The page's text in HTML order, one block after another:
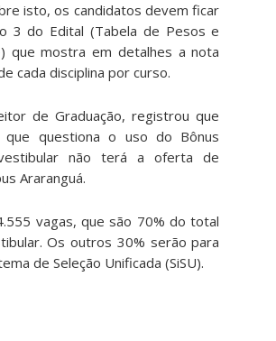
isto, os candidatos devem ficar
3 do Edital (Tabela de Pesos e
que mostra em detalhes a nota
cada disciplina por curso.
de Graduação, registrou que
que questiona o uso do Bônus
não terá a oferta de
Araranguá.
vagas, que são 70% do total
Os outros 30% serão para
de Seleção Unificada (SiSU).